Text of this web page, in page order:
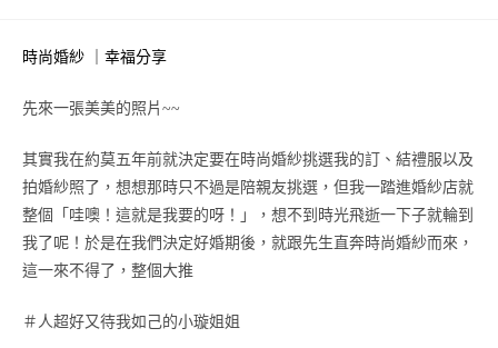
時尚婚紗 ｜幸福分享
先來一張美美的照片~~
其實我在約莫五年前就決定要在時尚婚紗挑選我的訂、結禮服以及
拍婚紗照了，想想那時只不過是陪親友挑選，但我一踏進婚紗店就
整個「哇噢！這就是我要的呀！」，想不到時光飛逝一下子就輪到
我了呢！於是在我們決定好婚期後，就跟先生直奔時尚婚紗而來，
這一來不得了，整個大推
＃人超好又待我如己的小璇姐姐